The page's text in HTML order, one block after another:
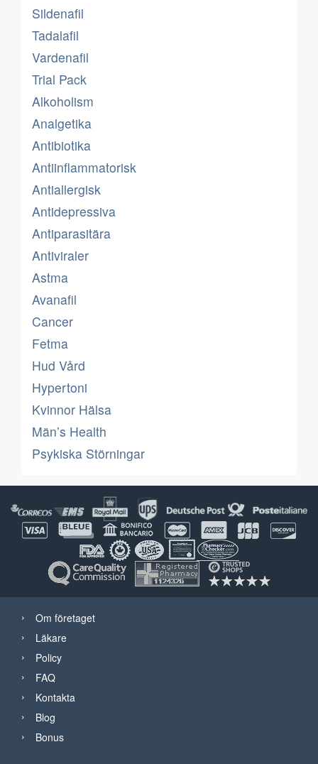
Sildenafil
Tadalafil
Vardenafil
Trial Pack
Alkoholism
Analgetika
Antibiotika
Antiinflammatorisk
Antiallergisk
Antidepressiva
Antiparasitära
Antiviraler
Astma
Avanafil
Cancer
Fetma
Hud Vård
Hypertoni
Kvinnor Hälsa
Män’s Health
Psykiska Störningar
Om företaget
Läkare
Policy
FAQ
Kontakta
Blog
Bonus